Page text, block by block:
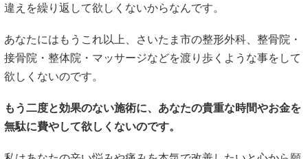
違えを繰り返して欲しくないからなんです。
あなたにはもうこれ以上、さいたま市の整形外科、整骨院・
接骨院・整体院・マッサージなどを渡り歩くような事をして
欲しくないのです。
もう二度と効果のない施術に、あなたの貴重な時間やお金を
無駄に費やして欲しくないのです。